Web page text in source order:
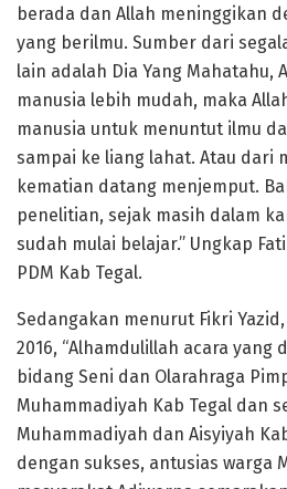
berada dan Allah meninggikan
yang berilmu. Sumber dari
lain adalah Dia Yang Mahatahu,
manusia lebih mudah, maka
manusia untuk menuntut ilmu
sampai ke liang lahat. Atau dari
kematian datang menjemput.
penelitian, sejak masih dalam
sudah mulai belajar.” Ungkap
PDM Kab Tegal.
Sedangakan menurut Fikri
2016, “Alhamdulillah acara yang
bidang Seni dan Olarahraga
Muhammadiyah Kab Tegal dan
Muhammadiyah dan Aisyiyah
dengan sukses, antusias warga